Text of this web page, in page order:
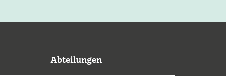
Abteilungen